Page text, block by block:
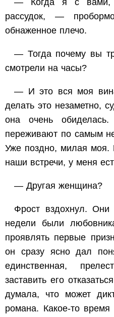
— Когда я с вами,
рассудок, —
обнаженное плечо.
— Тогда почему вы
смотрели на часы?
— И это вся моя
делать это незаметно,
она очень
переживают по самым
Уже поздно, милая
наши встречи, у меня
— Другая женщина?
Фрост вздохнул.
недели были
проявлять первые
он сразу ясно дал
единственная,
заставить его
думала, что может
романа. Какое-то время